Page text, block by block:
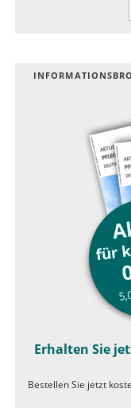
Erhalten Sie
Bestellen Sie jetzt